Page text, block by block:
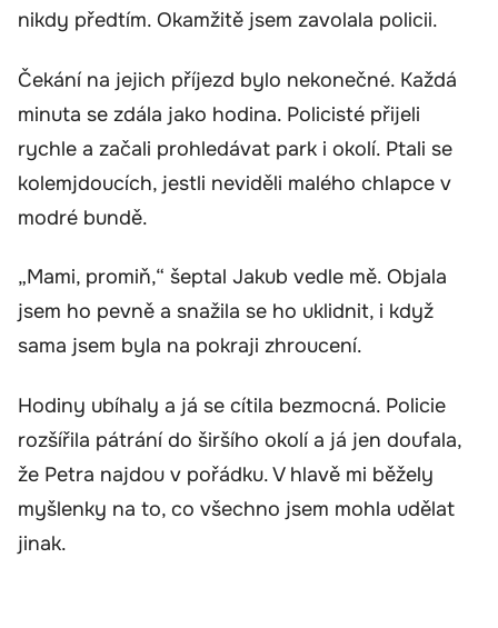
nikdy předtím. Okamžitě jsem zavolala policii.
Čekání na jejich příjezd bylo nekonečné. Každá
minuta se zdála jako hodina. Policisté přijeli
rychle a začali prohledávat park i okolí. Ptali se
kolemjdoucích, jestli neviděli malého chlapce v
modré bundě.
„Mami, promiň,“ šeptal Jakub vedle mě. Objala
jsem ho pevně a snažila se ho uklidnit, i když
sama jsem byla na pokraji zhroucení.
Hodiny ubíhaly a já se cítila bezmocná. Policie
rozšířila pátrání do širšího okolí a já jen doufala,
že Petra najdou v pořádku. V hlavě mi běžely
myšlenky na to, co všechno jsem mohla udělat
jinak.